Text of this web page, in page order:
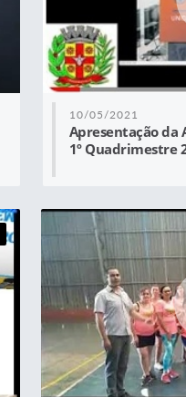
10/05/2021
Apresentação da
1º Quadrimestre